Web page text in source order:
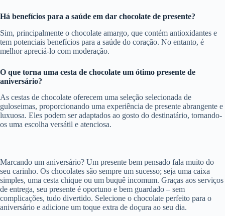
Há benefícios para a saúde em dar chocolate de presente?
Sim, principalmente o chocolate amargo, que contém antioxidantes e
tem potenciais benefícios para a saúde do coração. No entanto, é
melhor apreciá-lo com moderação.
O que torna uma cesta de chocolate um ótimo presente de
aniversário?
As cestas de chocolate oferecem uma seleção selecionada de
guloseimas, proporcionando uma experiência de presente abrangente e
luxuosa. Eles podem ser adaptados ao gosto do destinatário, tornando-
os uma escolha versátil e atenciosa.
Marcando um aniversário? Um presente bem pensado fala muito do
seu carinho. Os chocolates são sempre um sucesso; seja uma caixa
simples, uma cesta chique ou um buquê incomum. Graças aos serviços
de entrega, seu presente é oportuno e bem guardado – sem
complicações, tudo divertido. Selecione o chocolate perfeito para o
aniversário e adicione um toque extra de doçura ao seu dia.